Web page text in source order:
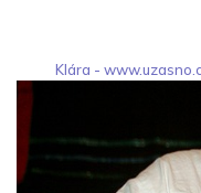
Klára -